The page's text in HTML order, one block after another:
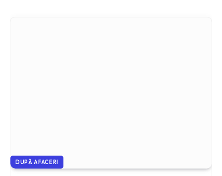
DUPĂ AFACERI